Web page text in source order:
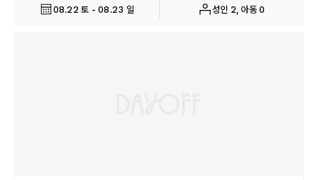
08.22 토 - 08.23 일 성인 2, 아동 0